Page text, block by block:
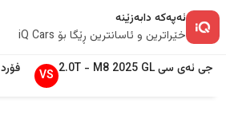
ئەپەکە دابەزێنە
خێراترین و ئاسانترین ڕێگا بۆ iQ Cars
جی ئەی سی M8 2025 GL
-
2.0T
VS فۆرد